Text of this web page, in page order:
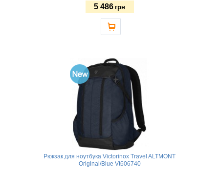
5 486 грн
Рюкзак для ноутбука Victorinox Travel ALTMONT
Original/Blue Vt606740